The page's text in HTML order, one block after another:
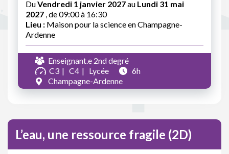
DuVendredi 1 janvier 2027au Lundi 31 mai
2027 , de 09:00 à 16:30
Lieu : Maison pour la science en Champagne-
Ardenne
Enseignant.e 2nd degré
C3
C4 Lycée
6h
Champagne-Ardenne
L’eau, une ressource fragile (2D)